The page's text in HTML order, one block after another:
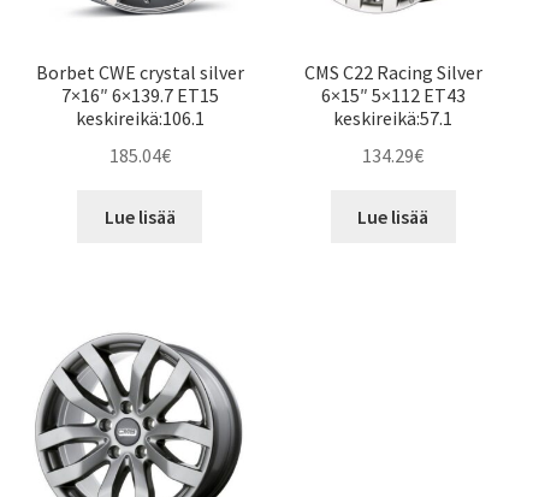
Borbet CWE crystal silver
7×16″ 6×139.7 ET15
keskireikä:106.1
185.04€
Lue lisää
CMS C22 Racing Silver
6×15″ 5×112 ET43
keskireikä:57.1
134.29€
Lue lisää